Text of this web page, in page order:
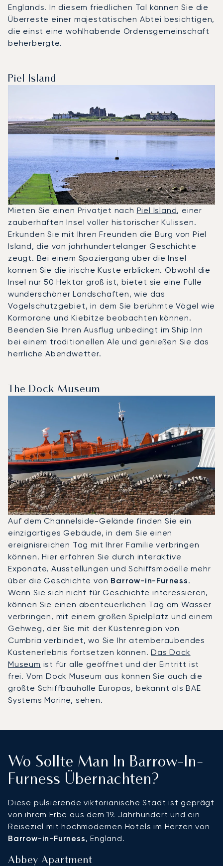
Englands. In diesem friedlichen Tal können Sie die
Überreste einer majestätischen Abtei besichtigen,
die einst eine wohlhabende Ordensgemeinschaft
beherbergte.
Piel Island
Mieten Sie einen Privatjet nach Piel Island, einer
zauberhaften Insel voller historischer Kulissen.
Erkunden Sie mit Ihren Freunden die Burg von Piel
Island, die von jahrhundertelanger Geschichte
zeugt. Bei einem Spaziergang über die Insel
können Sie die irische Küste erblicken. Obwohl die
Insel nur 50 Hektar groß ist, bietet sie eine Fülle
wunderschöner Landschaften, wie das
Vogelschutzgebiet, in dem Sie berühmte Vögel wie
Kormorane und Kiebitze beobachten können.
Beenden Sie Ihren Ausflug unbedingt im Ship Inn
bei einem traditionellen Ale und genießen Sie das
herrliche Abendwetter.
The Dock Museum
Auf dem Channelside-Gelände finden Sie ein
einzigartiges Gebäude, in dem Sie einen
ereignisreichen Tag mit Ihrer Familie verbringen
können. Hier erfahren Sie durch interaktive
Exponate, Ausstellungen und Schiffsmodelle mehr
über die Geschichte von Barrow-in-Furness.
Wenn Sie sich nicht für Geschichte interessieren,
können Sie einen abenteuerlichen Tag am Wasser
verbringen, mit einem großen Spielplatz und einem
Gehweg, der Sie mit der Küstenregion von
Cumbria verbindet, wo Sie Ihr atemberaubendes
Küstenerlebnis fortsetzen können.Das Dock
Museum ist für alle geöffnet und der Eintritt ist
frei. Vom Dock Museum aus können Sie auch die
größte Schiffbauhalle Europas, bekannt als BAE
Systems Marine, sehen.
Wo Sollte Man In Barrow-In-
Furness Übernachten?
Diese pulsierende viktorianische Stadt ist geprägt
von ihrem Erbe aus dem 19. Jahrhundert und ein
Reiseziel mit hochmodernen Hotels im Herzen von
Barrow-in-Furness, England.
Abbey Apartment